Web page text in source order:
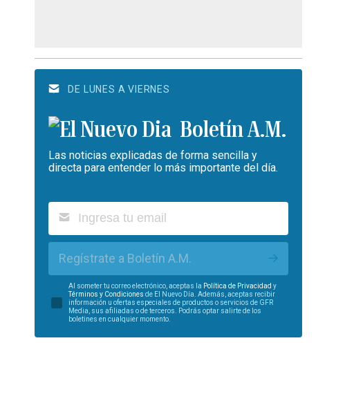
DE LUNES A VIERNES
Boletín A.M.
Las noticias explicadas de forma sencilla y
directa para entender lo más importante del día.
Regístrate a Boletín A.M.
Al someter tu correo electrónico, aceptas la Política de Privacidad y
Términos y Condiciones de El Nuevo Día. Además, aceptas recibir
información u ofertas especiales de productos o servicios de GFR
Media, sus afiliadas o de terceros. Podrás optar salirte de los
boletines en cualquier momento.